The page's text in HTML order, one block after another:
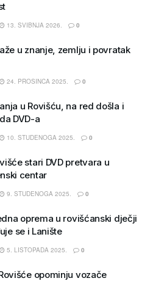
13. SVIBNJA 2026. 0
u znanje, zemlju i povratak
24. PROSINCA 2025. 0
u Rovišću, na red došla i
DVD-a
10. STUDENOGA 2025. 0
stari DVD pretvara u
centar
9. STUDENOGA 2025. 0
oprema u rovišćanski dječji
se i Lanište
5. LISTOPADA 2025. 0
opominju vozače